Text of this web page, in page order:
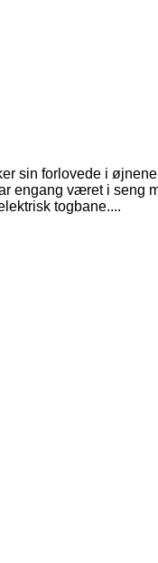
sin forlovede i
engang været i seng
togbane....